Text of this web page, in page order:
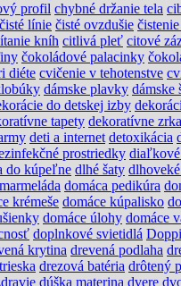
profil chybné držanie tela
čisté línie čisté ovzdušie
kníh citlivá pleť citové
čokoládové palacinky
diéte cvičenie v tehotenstve
dámske plavky dámske
do detskej izby
tapety dekoratívne
deti a internet detoxikácia
prostriedky
do kúpeľne dlhé šaty
domáca pedikúra
krémeše domáce kúpalisko
domáce úlohy domáce
doplnkové svietidlá
krytina drevená podlaha
drezová batéria drôtený
dúška materina dvere